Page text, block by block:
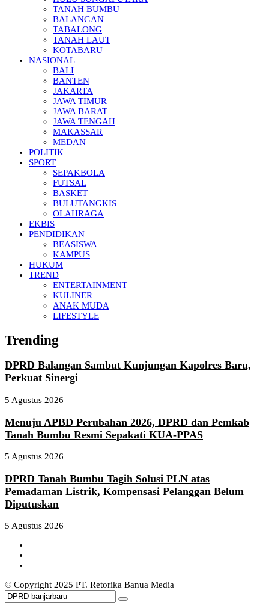
TANAH BUMBU
BALANGAN
TABALONG
TANAH LAUT
KOTABARU
NASIONAL
BALI
BANTEN
JAKARTA
JAWA TIMUR
JAWA BARAT
JAWA TENGAH
MAKASSAR
MEDAN
POLITIK
SPORT
SEPAKBOLA
FUTSAL
BASKET
BULUTANGKIS
OLAHRAGA
EKBIS
PENDIDIKAN
BEASISWA
KAMPUS
HUKUM
TREND
ENTERTAINMENT
KULINER
ANAK MUDA
LIFESTYLE
Trending
DPRD Balangan Sambut Kunjungan Kapolres Baru,
Perkuat Sinergi
5 Agustus 2026
Menuju APBD Perubahan 2026, DPRD dan Pemkab
Tanah Bumbu Resmi Sepakati KUA-PPAS
5 Agustus 2026
DPRD Tanah Bumbu Tagih Solusi PLN atas
Pemadaman Listrik, Kompensasi Pelanggan Belum
Diputuskan
5 Agustus 2026
© Copyright 2025 PT. Retorika Banua Media